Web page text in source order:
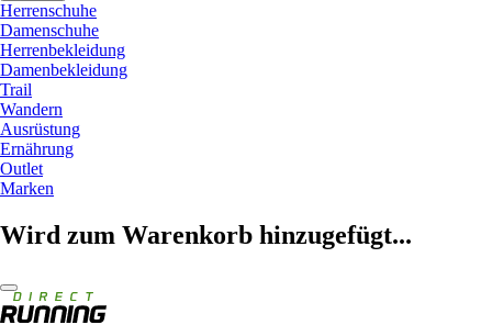
Herrenschuhe
Damenschuhe
Herrenbekleidung
Damenbekleidung
Trail
Wandern
Ausrüstung
Ernährung
Outlet
Marken
Wird zum Warenkorb hinzugefügt...